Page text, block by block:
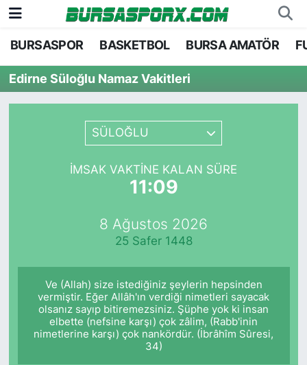
BURSASPOR BASKETBOL BURSA AMATÖR
Edirne Süloğlu Namaz Vakitleri
SÜLOĞLU
İMSAK VAKTINE KALAN SÜRE
11:09
8 Ağustos 2026
25 Safer 1448
Ve (Allah) size istediğiniz şeylerin hepsinden
vermiştir. Eğer Allâh'ın verdiği nimetleri sayacak
olsanız sayıp bitiremezsiniz. Şüphe yok ki insan
elbette (nefsine karşı) çok zâlim, (Rabb'inin
nimetlerine karşı) çok nankördür. (İbrâhîm Sûresi,
34)
Bursaspor
Futbol
Basketbol
Bursa Nöbetçi Eczaneler
Bursa Hava Durumu
Bursa Namaz Vakitleri
TFF 1.Lig Puan Durumu ve Fikstür
Tüm Manşetler
Haber Arşivi